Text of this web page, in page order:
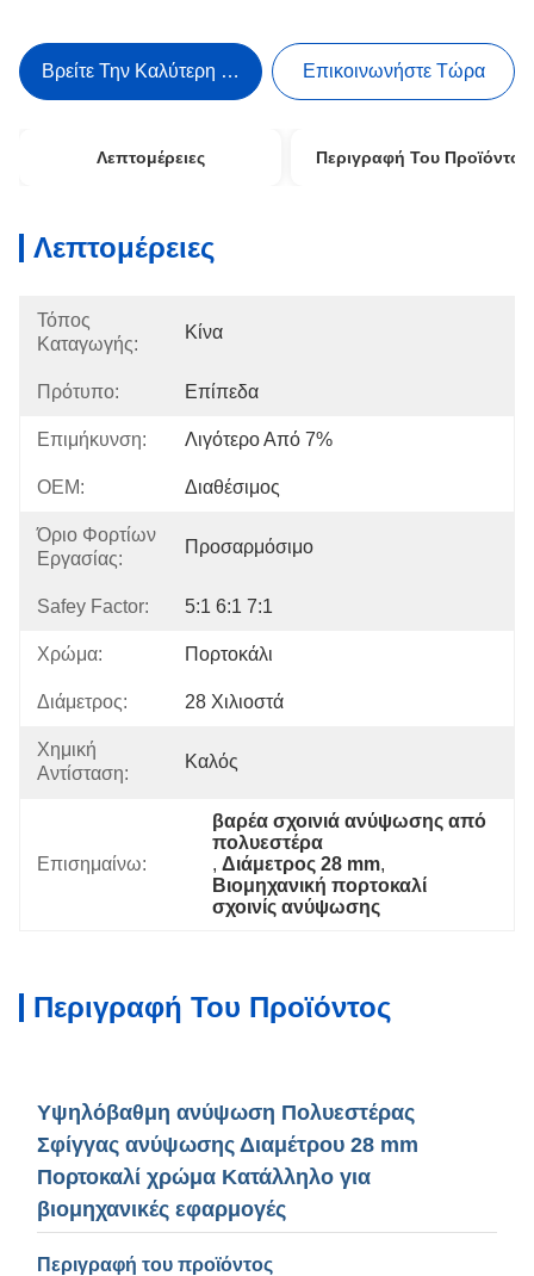
Βρείτε Την Καλύτερη Τιμή Επικοινωνήστε Τώρα
Λεπτομέρειες Περιγραφή Του Προϊόντος
Λεπτομέρειες
Τόπος
Καταγωγής:
Κίνα
Πρότυπο: Επίπεδα
Επιμήκυνση: Λιγότερο Από 7%
OEM: Διαθέσιμος
Όριο Φορτίων
Εργασίας:
Προσαρμόσιμο
Safey Factor: 5:1 6:1 7:1
Χρώμα: Πορτοκάλι
Διάμετρος: 28 Χιλιοστά
Χημική
Αντίσταση:
Καλός
Επισημαίνω:
βαρέα σχοινιά ανύψωσης από
πολυεστέρα
, Διάμετρος 28 mm,
Βιομηχανική πορτοκαλί
σχοινίς ανύψωσης
Περιγραφή Του Προϊόντος
Υψηλόβαθμη ανύψωση Πολυεστέρας
Σφίγγας ανύψωσης Διαμέτρου 28 mm
Πορτοκαλί χρώμα Κατάλληλο για
βιομηχανικές εφαρμογές
Περιγραφή του προϊόντος